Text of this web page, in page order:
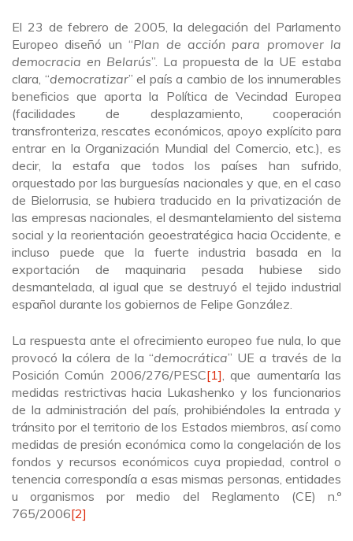
El 23 de febrero de 2005, la delegación del Parlamento
Europeo diseñó un “Plan de acción para promover la
democracia en Belarús”. La propuesta de la UE estaba
clara, “democratizar” el país a cambio de los innumerables
beneficios que aporta la Política de Vecindad Europea
(facilidades de desplazamiento, cooperación
transfronteriza, rescates económicos, apoyo explícito para
entrar en la Organización Mundial del Comercio, etc.), es
decir, la estafa que todos los países han sufrido,
orquestado por las burguesías nacionales y que, en el caso
de Bielorrusia, se hubiera traducido en la privatización de
las empresas nacionales, el desmantelamiento del sistema
social y la reorientación geoestratégica hacia Occidente, e
incluso puede que la fuerte industria basada en la
exportación de maquinaria pesada hubiese sido
desmantelada, al igual que se destruyó el tejido industrial
español durante los gobiernos de Felipe González.
La respuesta ante el ofrecimiento europeo fue nula, lo que
provocó la cólera de la “democrática” UE a través de la
Posición Común 2006/276/PESC[1], que aumentaría las
medidas restrictivas hacia Lukashenko y los funcionarios
de la administración del país, prohibiéndoles la entrada y
tránsito por el territorio de los Estados miembros, así como
medidas de presión económica como la congelación de los
fondos y recursos económicos cuya propiedad, control o
tenencia correspondía a esas mismas personas, entidades
u organismos por medio del Reglamento (CE) n.º
765/2006[2]